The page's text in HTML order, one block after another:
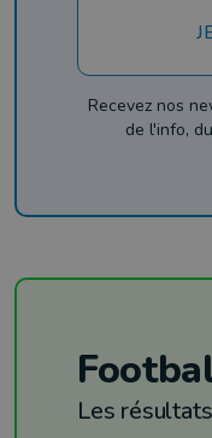
Recevez nos
de l'info,
Les résultats